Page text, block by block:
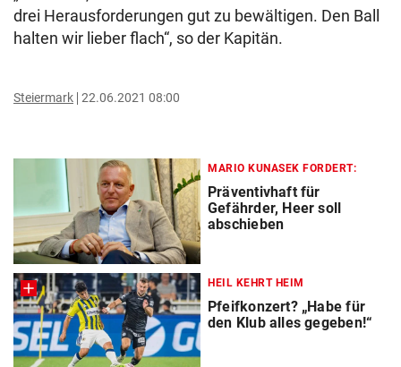
drei Herausforderungen gut zu bewältigen. Den Ball
halten wir lieber flach“, so der Kapitän.
Steiermark 22.06.2021 08:00
MARIO KUNASEK FORDERT:
Präventivhaft für
Gefährder, Heer soll
abschieben
HEIL KEHRT HEIM
Pfeifkonzert? „Habe für
den Klub alles gegeben!“